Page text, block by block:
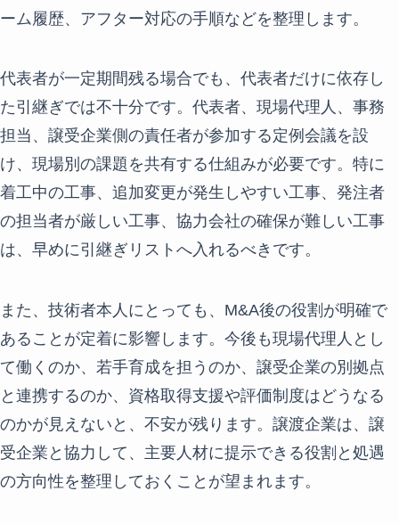
ーム履歴、アフター対応の手順などを整理します。
代表者が一定期間残る場合でも、代表者だけに依存し
た引継ぎでは不十分です。代表者、現場代理人、事務
担当、譲受企業側の責任者が参加する定例会議を設
け、現場別の課題を共有する仕組みが必要です。特に
着工中の工事、追加変更が発生しやすい工事、発注者
の担当者が厳しい工事、協力会社の確保が難しい工事
は、早めに引継ぎリストへ入れるべきです。
また、技術者本人にとっても、M&A後の役割が明確で
あることが定着に影響します。今後も現場代理人とし
て働くのか、若手育成を担うのか、譲受企業の別拠点
と連携するのか、資格取得支援や評価制度はどうなる
のかが見えないと、不安が残ります。譲渡企業は、譲
受企業と協力して、主要人材に提示できる役割と処遇
の方向性を整理しておくことが望まれます。